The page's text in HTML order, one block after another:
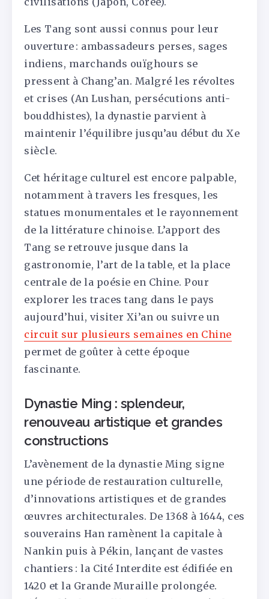
Les Tang sont aussi connus pour leur
ouverture : ambassadeurs perses, sages
indiens, marchands ouïghours se
pressent à Chang’an. Malgré les révoltes
et crises (An Lushan, persécutions anti-
bouddhistes), la dynastie parvient à
maintenir l’équilibre jusqu’au début du Xe
siècle.
Cet héritage culturel est encore palpable,
notamment à travers les fresques, les
statues monumentales et le rayonnement
de la littérature chinoise. L’apport des
Tang se retrouve jusque dans la
gastronomie, l’art de la table, et la place
centrale de la poésie en Chine. Pour
explorer les traces tang dans le pays
aujourd’hui, visiter Xi’an ou suivre un
circuit sur plusieurs semaines en Chine
permet de goûter à cette époque
fascinante.
Dynastie Ming : splendeur,
renouveau artistique et grandes
constructions
L’avènement de la dynastie Ming signe
une période de restauration culturelle,
d’innovations artistiques et de grandes
œuvres architecturales. De 1368 à 1644, ces
souverains Han ramènent la capitale à
Nankin puis à Pékin, lançant de vastes
chantiers : la Cité Interdite est édifiée en
1420 et la Grande Muraille prolongée.